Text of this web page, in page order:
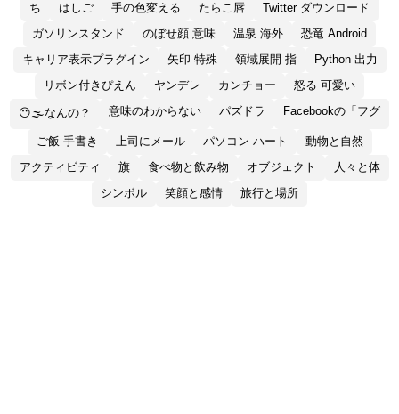
ち
はしご 手の色変える たらこ唇
Twitter ダウンロード
ガソリンスタンド
のぼせ顔 意味 温泉 海外
恐竜 Android
キャリア表示プラグイン
矢印 特殊 領域展開 指
Python 出力
リボン付きぴえん
ヤンデレ カンチョー 怒る 可愛い
😶🌫なんの？ 意味のわからない パズドラ Facebookの「フグ
ご飯 手書き 上司にメール パソコン ハート
動物と自然
アクティビティ
旗 食べ物と飲み物 オブジェクト
人々と体
シンボル
笑顔と感情 旅行と場所